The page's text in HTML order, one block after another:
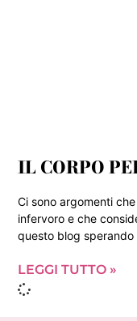
IL CORPO
Ci sono argomenti
infervoro e che
questo blog sperando
LEGGI TUTTO »